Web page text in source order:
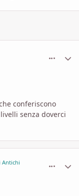
conferiscono
senza doverci
Antichi